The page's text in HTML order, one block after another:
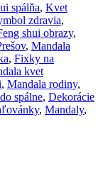
spálňa, Kvet
zdravia,
shui obrazy,
, Mandala
, Fixky na
kvet
, Mandala rodiny,
spálne, Dekorácie
, Mandaly,